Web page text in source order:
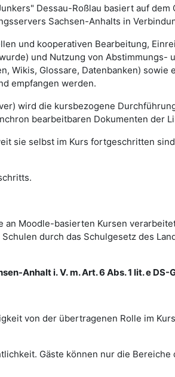
Dessau-Roßlau basiert auf
Sachsen-Anhalts in
und kooperativen Bearbeitung,
und Nutzung von
Wikis, Glossare, Datenbanken)
empfangen werden.
wird die kursbezogene
bearbeitbaren Dokumenten der
sie selbst im Kurs fortgeschritten
Moodle-basierten Kursen
durch das Schulgesetz des
Anhalt i. V. m. Art. 6 Abs. 1 lit. e DS-
von der übertragenen Rolle im
Gäste können nur die